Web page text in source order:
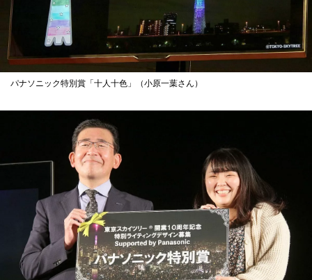
パナソニック特別賞「十人十色」（小原一葉さん）